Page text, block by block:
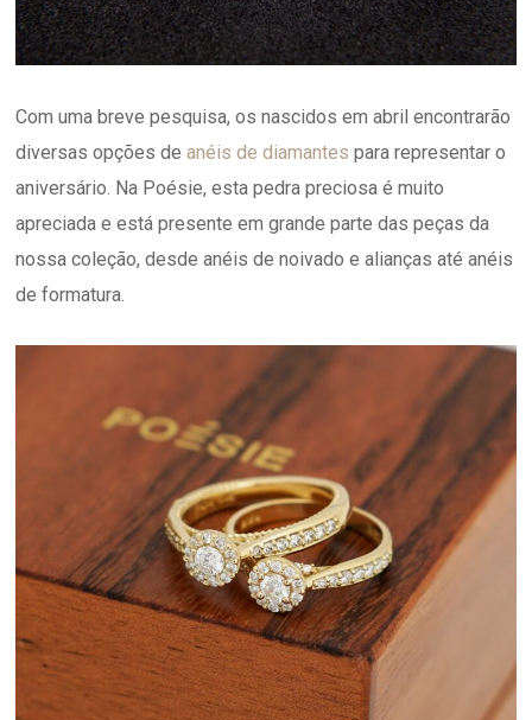
Com uma breve pesquisa, os nascidos em abril encontrarão
diversas opções deanéis de diamantes para representar o
aniversário. Na Poésie, esta pedra preciosa é muito
apreciada e está presente em grande parte das peças da
nossa coleção, desde anéis de noivado e alianças até anéis
de formatura.